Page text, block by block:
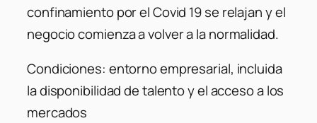
confinamiento por el Covid 19 se relajan y el
negocio comienza a volver a la normalidad.
Condiciones: entorno empresarial, incluida
la disponibilidad de talento y el acceso a los
mercados